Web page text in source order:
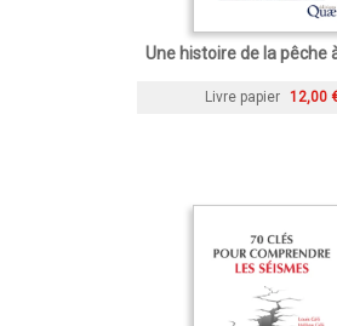
Une histoire de la pêche
Livre papier 12,00